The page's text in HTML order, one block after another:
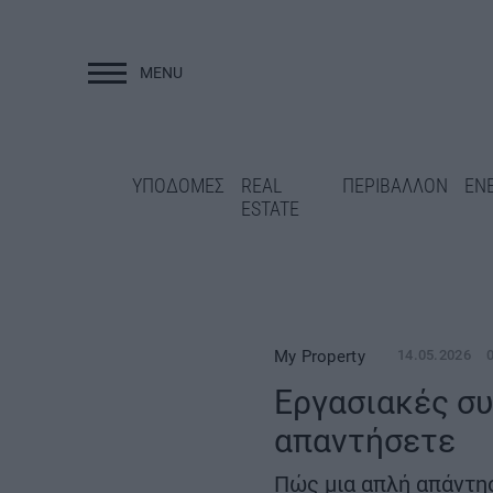
MENU
ΥΠΟΔΟΜΕΣ
REAL
ESTATE
ΠΕΡΙΒΑΛΛΟΝ
ΥΠΟΔΟΜΕΣ
θωράκισης του Οδοντωτού –
Στο 98% η
σιδηροτροχιών
2 και 3 –
My Property 14.05.2026
Εργασιακές
απαντήσετε
Πώς μια απλή